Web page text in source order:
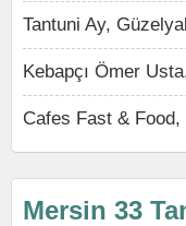
Tantuni Ay,
Kebapçı Ömer
Cafes Fast & Food,
Mersin 33